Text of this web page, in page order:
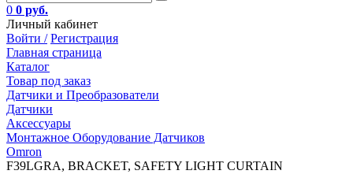
0 0 руб.
Личный кабинет
Войти / Регистрация
Главная страница
Каталог
Товар под заказ
Датчики и Преобразователи
Датчики
Аксессуары
Монтажное Оборудование Датчиков
Omron
F39LGRA, BRACKET, SAFETY LIGHT CURTAIN